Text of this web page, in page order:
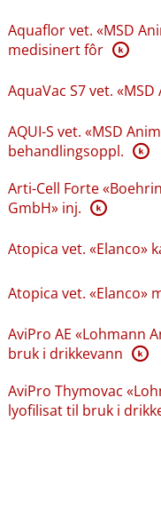
Aquaflor vet. «MSD
medisinert fôr K
AquaVac S7 vet.
AQUI-S vet. «MSD
behandlingsoppl. K
Arti-Cell Forte
GmbH» inj. K
Atopica vet. «Elanco»
Atopica vet. «Elanco»
AviPro AE «Lohmann
bruk i drikkevann K
AviPro Thymovac
lyofilisat til bruk i